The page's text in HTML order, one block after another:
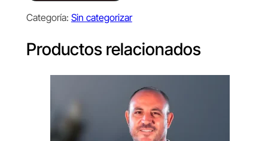
and
cantidad
Categoría: Sin categorizar
Productos relacionados